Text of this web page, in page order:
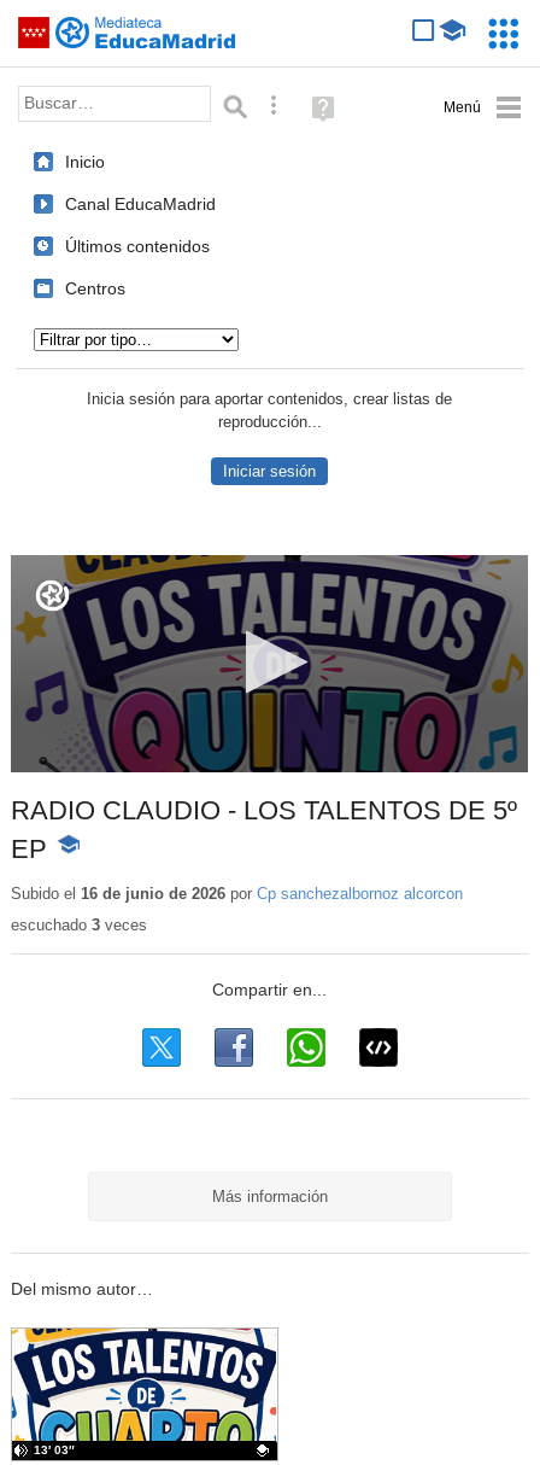
Saltar navegación
Palabra o frase: Búsqueda avanzada
Ayuda
(en
Inicio
Canal EducaMadrid
Últimos contenidos
Centros
Inicia sesión para aportar contenidos, crear listas de
reproducción...
Iniciar sesión
RADIO CLAUDIO - LOS TALENTOS DE 5º
EP
-
educativo
Subido el 16 de junio de 2026por Cp sanchezalbornoz alcorcon
escuchado 3veces
Más información
Del mismo autor…
13′ 03″